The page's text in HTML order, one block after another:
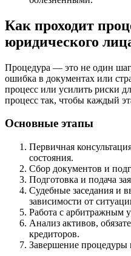
Как проходит
юридического
Процедура — это не один
ошибка в документах или
процесс или усилить риски
процесс так, чтобы каждый
Основные этапы
Первичная
состояния.
Сбор документов и
Подготовка и подача
Судебные заседания и
зависимости от
Работа с арбитражным
Анализ активов,
кредиторов.
Завершение процедуры